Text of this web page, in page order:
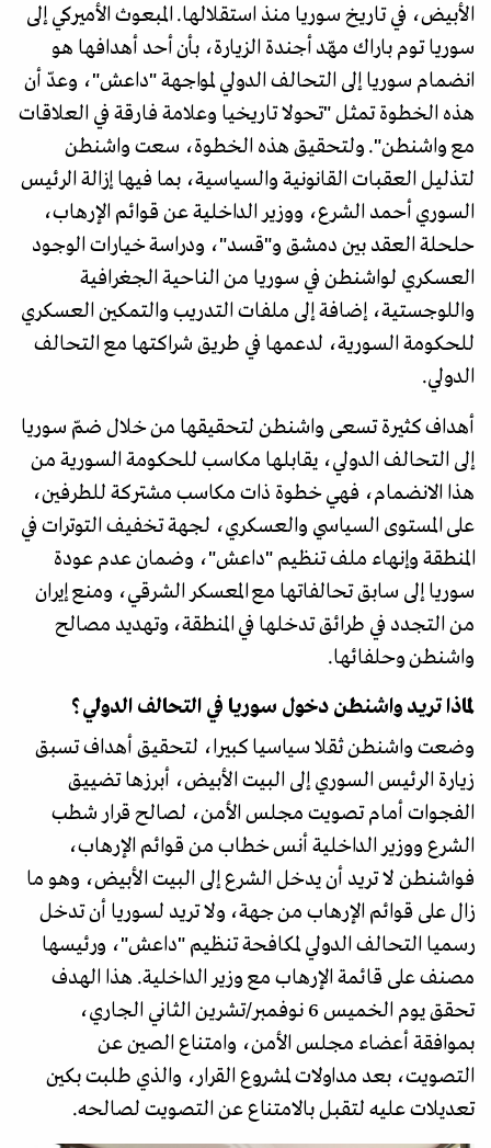
الأبيض، في تاريخ سوريا منذ استقلالها. المبعوث الأميركي إلى
سوريا توم باراك مهّد أجندة الزيارة، بأن أحد أهدافها هو
انضمام سوريا إلى التحالف الدولي لمواجهة "داعش"، وعدّ أن
هذه الخطوة تمثل "تحولا تاريخيا وعلامة فارقة في العلاقات
مع واشنطن". ولتحقيق هذه الخطوة، سعت واشنطن
لتذليل العقبات القانونية والسياسية، بما فيها إزالة الرئيس
السوري أحمد الشرع، ووزير الداخلية عن قوائم الإرهاب،
حلحلة العقد بين دمشق و"قسد"، ودراسة خيارات الوجود
العسكري لواشنطن في سوريا من الناحية الجغرافية
واللوجستية، إضافة إلى ملفات التدريب والتمكين العسكري
للحكومة السورية، لدعمها في طريق شراكتها مع التحالف
الدولي.
أهداف كثيرة تسعى واشنطن لتحقيقها من خلال ضمّ سوريا
إلى التحالف الدولي، يقابلها مكاسب للحكومة السورية من
هذا الانضمام، فهي خطوة ذات مكاسب مشتركة للطرفين،
على المستوى السياسي والعسكري، لجهة تخفيف التوترات في
المنطقة وإنهاء ملف تنظيم "داعش"، وضمان عدم عودة
سوريا إلى سابق تحالفاتها مع المعسكر الشرقي، ومنع إيران
من التجدد في طرائق تدخلها في المنطقة، وتهديد مصالح
واشنطن وحلفائها.
لماذا تريد واشنطن دخول سوريا في التحالف الدولي؟
وضعت واشنطن ثقلا سياسيا كبيرا، لتحقيق أهداف تسبق
زيارة الرئيس السوري إلى البيت الأبيض، أبرزها تضييق
الفجوات أمام تصويت مجلس الأمن، لصالح قرار شطب
الشرع ووزير الداخلية أنس خطاب من قوائم الإرهاب،
فواشنطن لا تريد أن يدخل الشرع إلى البيت الأبيض، وهو ما
زال على قوائم الإرهاب من جهة، ولا تريد لسوريا أن تدخل
رسميا التحالف الدولي لمكافحة تنظيم "داعش"، ورئيسها
مصنف على قائمة الإرهاب مع وزير الداخلية. هذا الهدف
تحقق يوم الخميس 6 نوفمبر/تشرين الثاني الجاري،
بموافقة أعضاء مجلس الأمن، وامتناع الصين عن
التصويت، بعد مداولات لمشروع القرار، والذي طلبت بكين
تعديلات عليه لتقبل بالامتناع عن التصويت لصالحه.